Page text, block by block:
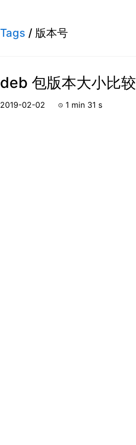
Tags / 版本号
deb 包版本大小比较
2019-02-02 schedule 1 min 31 s